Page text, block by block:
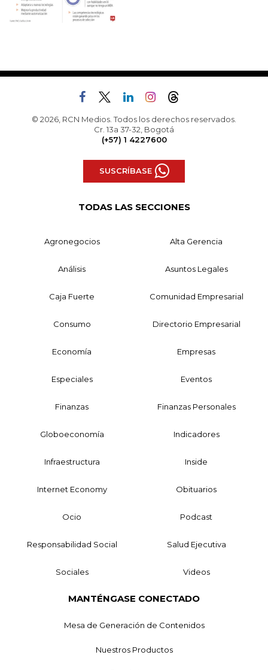
© 2026, RCN Medios. Todos los derechos reservados.
Cr. 13a 37-32, Bogotá
(+57) 1 4227600
SUSCRÍBASE
TODAS LAS SECCIONES
Agronegocios Alta Gerencia
Análisis Asuntos Legales
Caja Fuerte Comunidad Empresarial
Consumo Directorio Empresarial
Economía Empresas
Especiales Eventos
Finanzas Finanzas Personales
Globoeconomía Indicadores
Infraestructura Inside
Internet Economy Obituarios
Ocio Podcast
Responsabilidad Social Salud Ejecutiva
Sociales Videos
MANTÉNGASE CONECTADO
Mesa de Generación de Contenidos
Nuestros Productos